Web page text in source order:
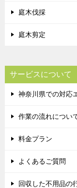
庭木伐採
庭木剪定
サービスについて
神奈川県での対応
作業の流れについ
料金プラン
よくあるご質問
回収した不用品の